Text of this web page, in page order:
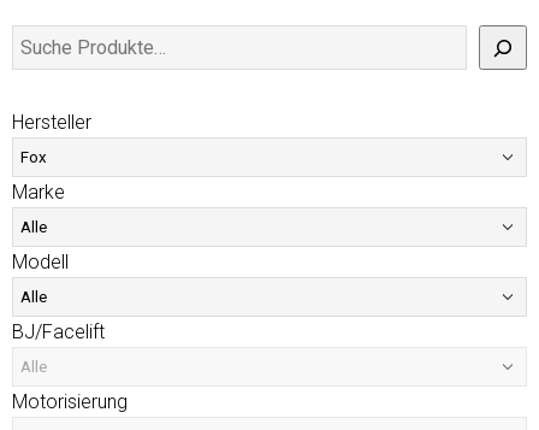
Hersteller
Marke
Modell
BJ/Facelift
Motorisierung